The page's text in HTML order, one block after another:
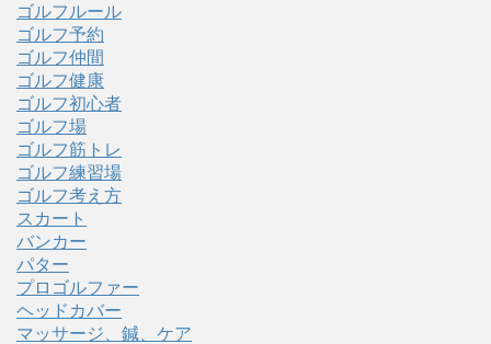
ゴルフルール
ゴルフ予約
ゴルフ仲間
ゴルフ健康
ゴルフ初心者
ゴルフ場
ゴルフ筋トレ
ゴルフ練習場
ゴルフ考え方
スカート
バンカー
パター
プロゴルファー
ヘッドカバー
マッサージ、鍼、ケア